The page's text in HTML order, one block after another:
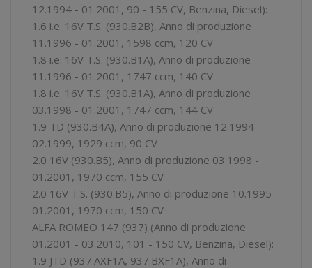
12.1994 - 01.2001, 90 - 155 CV, Benzina, Diesel):
1.6 i.e. 16V T.S. (930.B2B), Anno di produzione
11.1996 - 01.2001, 1598 ccm, 120 CV
1.8 i.e. 16V T.S. (930.B1A), Anno di produzione
11.1996 - 01.2001, 1747 ccm, 140 CV
1.8 i.e. 16V T.S. (930.B1A), Anno di produzione
03.1998 - 01.2001, 1747 ccm, 144 CV
1.9 TD (930.B4A), Anno di produzione 12.1994 -
02.1999, 1929 ccm, 90 CV
2.0 16V (930.B5), Anno di produzione 03.1998 -
01.2001, 1970 ccm, 155 CV
2.0 16V T.S. (930.B5), Anno di produzione 10.1995 -
01.2001, 1970 ccm, 150 CV
ALFA ROMEO 147 (937) (Anno di produzione
01.2001 - 03.2010, 101 - 150 CV, Benzina, Diesel):
1.9 JTD (937.AXF1A, 937.BXF1A), Anno di